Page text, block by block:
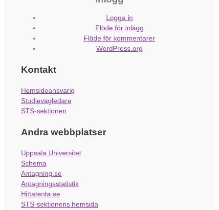
Logga in
Flöde för inlägg
Flöde för kommentarer
WordPress.org
Kontakt
Hemsideansvarig
Studievägledare
STS-sektionen
Andra webbplatser
Uppsala Universitet
Schema
Antagning.se
Antagningsstatistik
Hittatenta.se
STS-sektionens hemsida